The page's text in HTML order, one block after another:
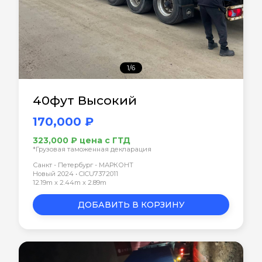
1/6
40фут Высокий
170,000 ₽
323,000 ₽ цена с ГТД
*Грузовая таможенная декларация
Санкт - Петербург - МАРКОНТ
Новый 2024 • CICU7372011
12.19m x 2.44m x 2.89m
ДОБАВИТЬ В КОРЗИНУ